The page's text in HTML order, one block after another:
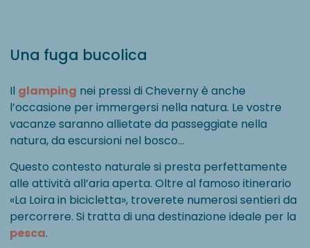
Una fuga bucolica
Il glamping nei pressi di Cheverny è anche
l’occasione per immergersi nella natura. Le vostre
vacanze saranno allietate da passeggiate nella
natura, da escursioni nel bosco…
Questo contesto naturale si presta perfettamente
alle attività all’aria aperta. Oltre al famoso itinerario
«La Loira in bicicletta», troverete numerosi sentieri da
percorrere. Si tratta di una destinazione ideale per la
pesca.